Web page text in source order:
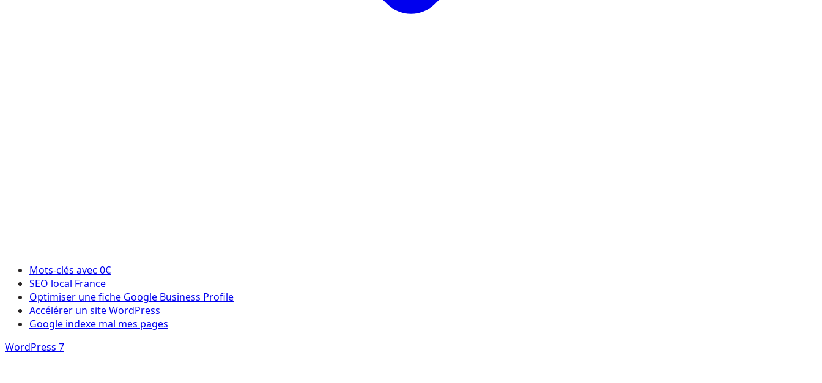
Mots-clés avec 0€
SEO local France
Optimiser une fiche Google Business Profile
Accélérer un site WordPress
Google indexe mal mes pages
WordPress 7